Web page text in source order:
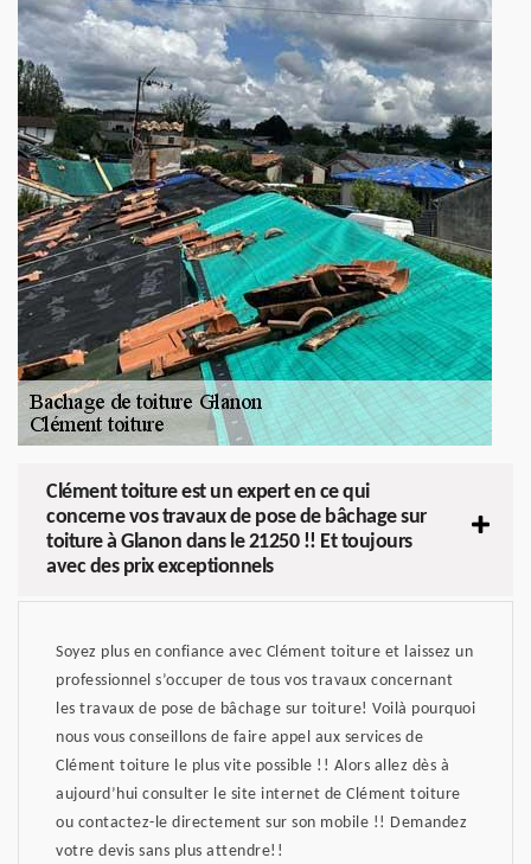
Clément toiture est un expert en ce qui
concerne vos travaux de pose de bâchage sur
toiture à Glanon dans le 21250 !! Et toujours
avec des prix exceptionnels
Soyez plus en confiance avec Clément toiture et laissez un
professionnel s’occuper de tous vos travaux concernant
les travaux de pose de bâchage sur toiture! Voilà pourquoi
nous vous conseillons de faire appel aux services de
Clément toiture le plus vite possible !! Alors allez dès à
aujourd’hui consulter le site internet de Clément toiture
ou contactez-le directement sur son mobile !! Demandez
votre devis sans plus attendre!!